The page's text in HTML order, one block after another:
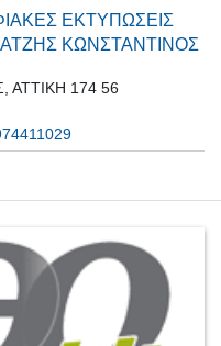
ΕΚΤΥΠΩΣΕΙΣ
ΚΩΝΣΤΑΝΤΙΝΟΣ
ΑΤΤΙΚΗ 174 56